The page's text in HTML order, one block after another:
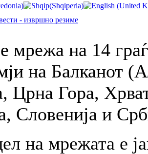
- извршно резиме
на 14
на Балканот
Црна Гора,
Словенија и
на мрежата е